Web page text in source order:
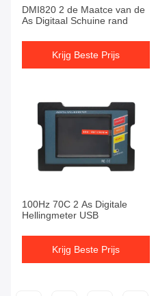
DMI820 2 de Maatce van de
As Digitaal Schuine rand
Krijg Beste Prijs
100Hz 70C 2 As Digitale
Hellingmeter USB
Krijg Beste Prijs